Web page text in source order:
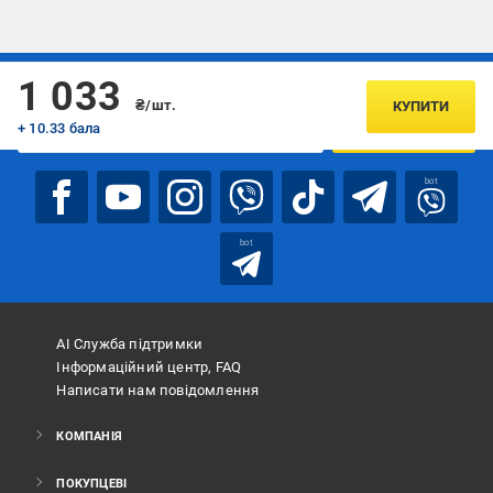
1 033
₴/шт.
+ 10.33 бала
КУПИТИ
Підписуйтесь, щоб дізнаватись першим про акції та пропозиції
ПІДПИСАТИСЯ
bot
bot
АІ Служба підтримки
Інформаційний центр, FAQ
Написати нам повідомлення
КОМПАНІЯ
ПОКУПЦЕВІ